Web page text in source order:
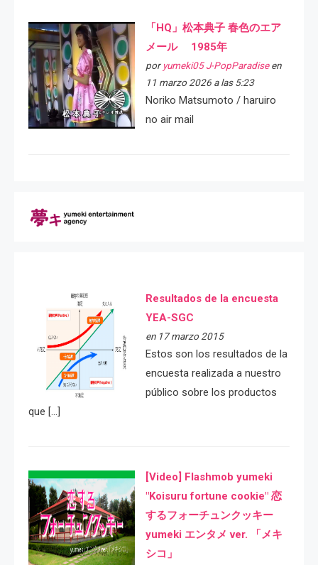
「HQ」松本典子 春色のエア
メール 1985年
por yumeki05 J-PopParadiseen
11 marzo 2026 a las 5:23
Noriko Matsumoto / haruiro
no air mail
Resultados de la encuesta
YEA-SGC
en 17 marzo 2015
Estos son los resultados de la
encuesta realizada a nuestro
público sobre los productos
que […]
[Video] Flashmob yumeki
"Koisuru fortune cookie" 恋
するフォーチュンクッキー
yumeki エンタメ ver. 「メキ
シコ」